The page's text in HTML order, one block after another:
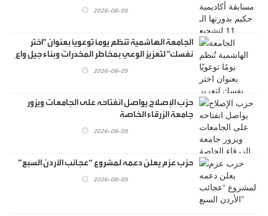
2026-08-05
الجامعة الهاشمية تُنظم يومًا توعويًا بعنوان "اختر
نفسك" لتعزيز الوعي بمخاطر المخدرات وبناء جيل واعٍ
2026-08-05
حزب الإصلاح يواصل انفتاحه على الجامعات ويزور
جامعة الزرقاء الخاصة
2026-08-05
حزب عزم يعلن دعمه لمشروع “عجائب الأردن السبع”
2026-08-05